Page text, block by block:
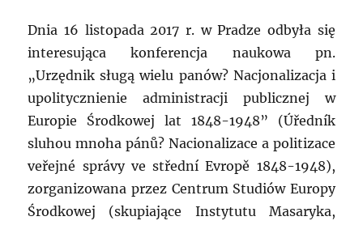
Dnia 16 listopada 2017 r. w Pradze odbyła się
interesująca konferencja naukowa pn.
„Urzędnik sługą wielu panów? Nacjonalizacja i
upolitycznienie administracji publicznej w
Europie Środkowej lat 1848-1948” (Úředník
sluhou mnoha pánů? Nacionalizace a politizace
veřejné správy ve střední Evropě 1848-1948),
zorganizowana przez Centrum Studiów Europy
Środkowej (skupiające Instytutu Masaryka,